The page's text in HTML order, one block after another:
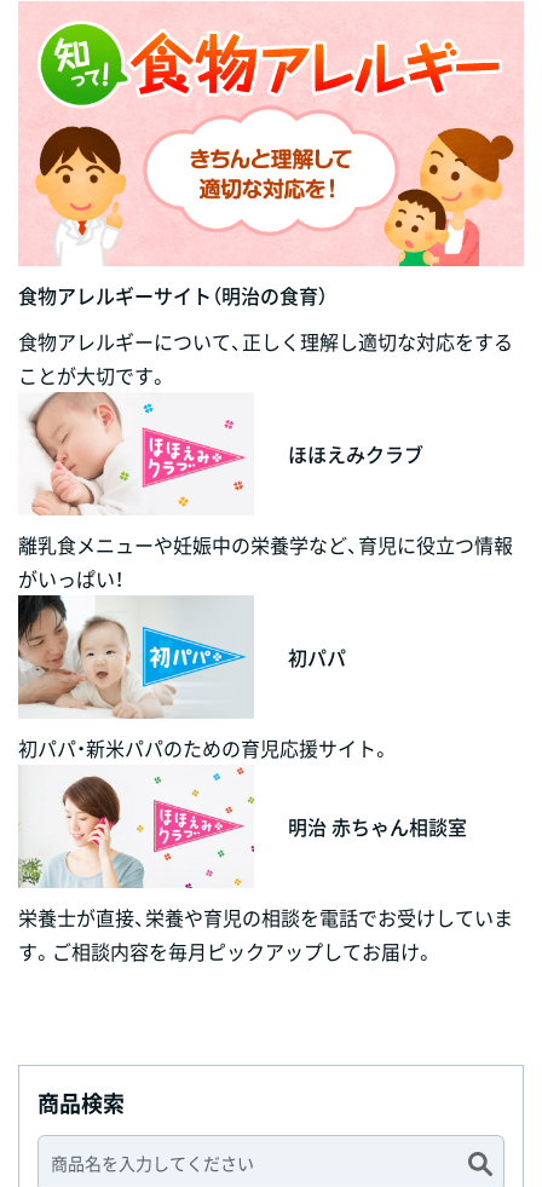
食物アレルギーサイト（明治の食育）
食物アレルギーについて、正しく理解し適切な対応をする
ことが大切です。
ほほえみクラブ
離乳食メニューや妊娠中の栄養学など、育児に役立つ情報
がいっぱい！
初パパ
初パパ・新米パパのための育児応援サイト。
明治 赤ちゃん相談室
栄養士が直接、栄養や育児の相談を電話でお受けしていま
す。ご相談内容を毎月ピックアップしてお届け。
商品検索